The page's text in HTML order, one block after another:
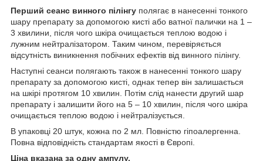
Перший сеанс винного пілінгу полягає в нанесенні тонкого
шару препарату за допомогою кисті або ватної палички на 1 –
3 хвилини, після чого шкіра очищається теплою водою і
лужним нейтралізатором. Таким чином, перевіряється
відсутність виникнення побічних ефектів від винного пілінгу.
Наступні сеанси полягають також в нанесенні тонкого шару
препарату за допомогою кисті, однак тепер він залишається
на шкірі протягом 10 хвилин. Потім слід нанести другий шар
препарату і залишити його на 5 – 10 хвилин, після чого шкіра
очищається теплою водою і нейтралізується.
В упаковці 20 штук, кожна по 2 мл. Повністю гіпоалергенна.
Повна відповідність стандартам якості в Європі.
Ціна вказана за одну ампулу.